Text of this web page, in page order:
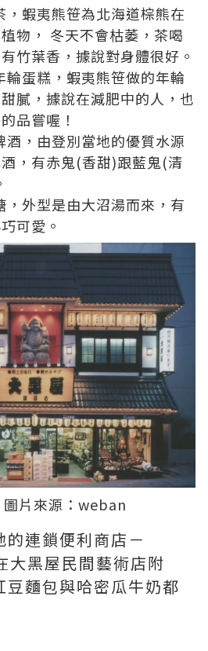
，蝦夷熊笹為北海道棕熊在
物， 冬天不會枯萎，茶喝
竹葉香，據說對身體很好。
輪蛋糕，蝦夷熊笹做的年輪
膩，據說在減肥中的人，也
品嘗喔！
酒，由登別當地的優質水源
，有赤鬼(香甜)跟藍鬼(清
，外型是由大沼湯而來，有
可愛。
片來源： weban
的連鎖便利商店－
黑屋民間藝術店附
麵包與哈密瓜牛奶都